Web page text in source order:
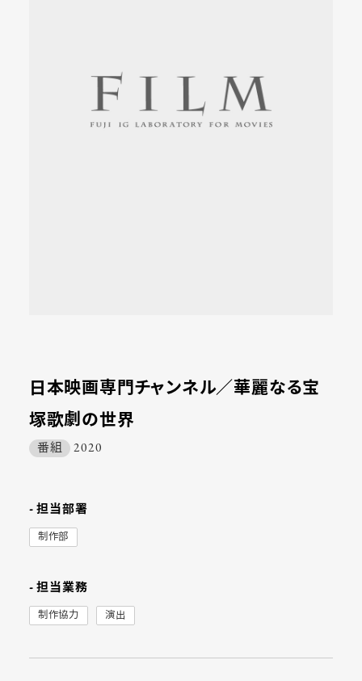
日本映画専門チャンネル／華麗なる宝
塚歌劇の世界
番組 2020
- 担当部署
制作部
- 担当業務
制作協力 演出